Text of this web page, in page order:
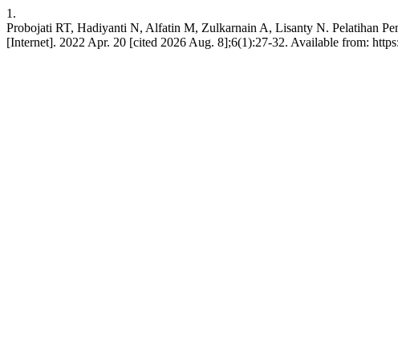
1.
Probojati RT, Hadiyanti N, Alfatin M, Zulkarnain A, Lisanty N. Pelatihan
[Internet]. 2022 Apr. 20 [cited 2026 Aug. 8];6(1):27-32. Available from: